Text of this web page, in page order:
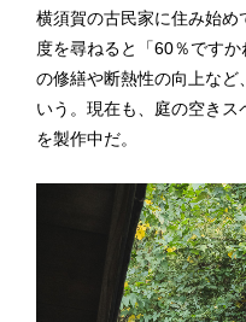
横須賀の古民家に住み始
度を尋ねると「60％です
の修繕や断熱性の向上など
いう。現在も、庭の空き
を製作中だ。